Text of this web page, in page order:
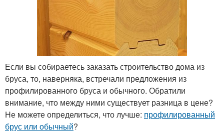
Если вы собираетесь заказать строительство дома из
бруса, то, наверняка, встречали предложения из
профилированного бруса и обычного. Обратили
внимание, что между ними существует разница в цене?
Не можете определиться, что лучше: профилированный
брус или обычный?